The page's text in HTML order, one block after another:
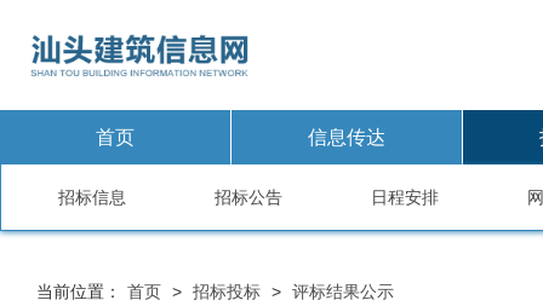
首页 信息传达
招标信息 招标公告 日程安排
当前位置： 首页 > 招标投标 > 评标结果公示